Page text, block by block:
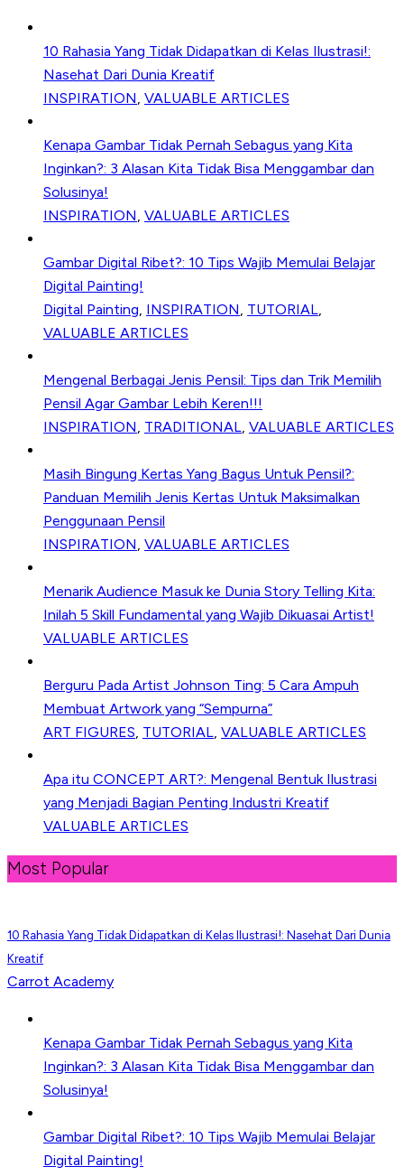
10 Rahasia Yang Tidak Didapatkan di Kelas Ilustrasi!:
Nasehat Dari Dunia Kreatif
INSPIRATION, VALUABLE ARTICLES
Kenapa Gambar Tidak Pernah Sebagus yang Kita
Inginkan?: 3 Alasan Kita Tidak Bisa Menggambar dan
Solusinya!
INSPIRATION, VALUABLE ARTICLES
Gambar Digital Ribet?: 10 Tips Wajib Memulai Belajar
Digital Painting!
Digital Painting, INSPIRATION, TUTORIAL,
VALUABLE ARTICLES
Mengenal Berbagai Jenis Pensil: Tips dan Trik Memilih
Pensil Agar Gambar Lebih Keren!!!
INSPIRATION, TRADITIONAL, VALUABLE ARTICLES
Masih Bingung Kertas Yang Bagus Untuk Pensil?:
Panduan Memilih Jenis Kertas Untuk Maksimalkan
Penggunaan Pensil
INSPIRATION, VALUABLE ARTICLES
Menarik Audience Masuk ke Dunia Story Telling Kita:
Inilah 5 Skill Fundamental yang Wajib Dikuasai Artist!
VALUABLE ARTICLES
Berguru Pada Artist Johnson Ting: 5 Cara Ampuh
Membuat Artwork yang “Sempurna”
ART FIGURES, TUTORIAL, VALUABLE ARTICLES
Apa itu CONCEPT ART?: Mengenal Bentuk Ilustrasi
yang Menjadi Bagian Penting Industri Kreatif
VALUABLE ARTICLES
Most Popular
10 Rahasia Yang Tidak Didapatkan di Kelas Ilustrasi!: Nasehat Dari Dunia
Kreatif
Carrot Academy
Kenapa Gambar Tidak Pernah Sebagus yang Kita
Inginkan?: 3 Alasan Kita Tidak Bisa Menggambar dan
Solusinya!
Gambar Digital Ribet?: 10 Tips Wajib Memulai Belajar
Digital Painting!